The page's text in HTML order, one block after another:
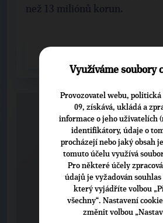
než 13 miliónů korun.
Využíváme soubory
Provozovatel webu, politická
09, získává, ukládá a
informace o jeho uživatelích
identifikátory, údaje o
procházejí nebo jaký obsah
tomuto účelu využívá
Pro některé účely
údajů je vyžadován
který vyjádříte volbou
všechny“. Nastavení
změnit volbou